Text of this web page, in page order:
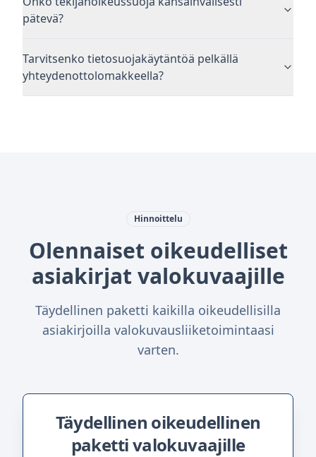
pätevä?
Tarvitsenko tietosuojakäytäntöä pelkällä
yhteydenottolomakkeella?
Hinnoittelu
Olennaiset oikeudelliset
asiakirjat valokuvaajille
Täydellinen paketti kaikilla oikeudellisilla
asiakirjoilla valokuvausliiketoimintaasi
varten.
Täydellinen oikeudellinen
paketti valokuvaajille